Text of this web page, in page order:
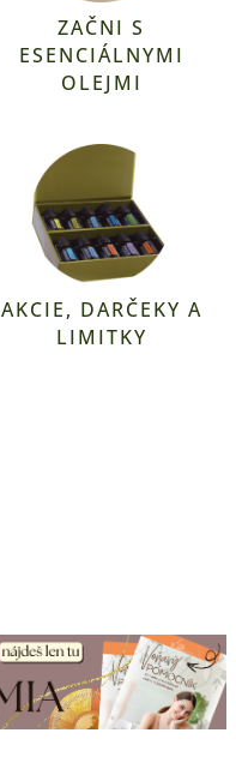
ZAČNI S
ESENCIÁLNYMI
OLEJMI
AKCIE, DARČEKY A
LIMITKY